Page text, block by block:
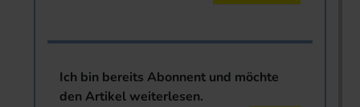
Ich bin bereits Abonnent und möchte
den Artikel weiterlesen.